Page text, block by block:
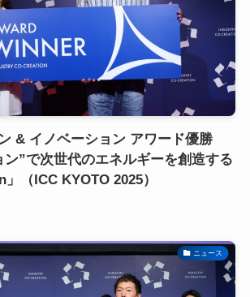
& イノベーション アワード優勝
ン”で次世代のエネルギーを創造する
（ICC KYOTO 2025）
ニュース